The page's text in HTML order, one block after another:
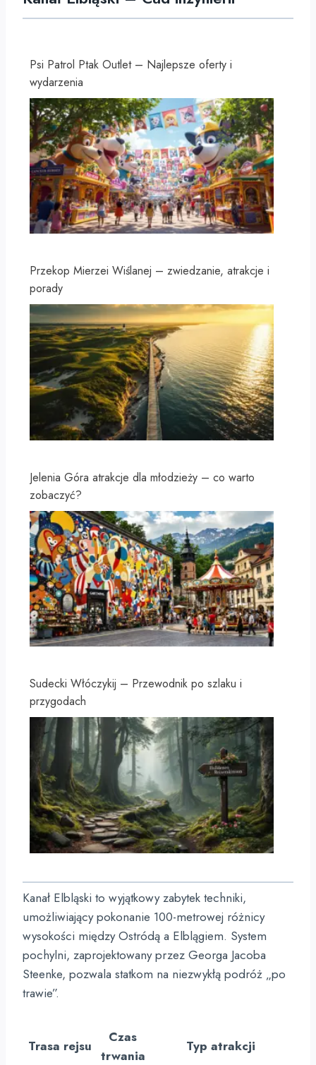
Psi Patrol Ptak Outlet – Najlepsze oferty i
wydarzenia
Przekop Mierzei Wiślanej – zwiedzanie, atrakcje i
porady
Jelenia Góra atrakcje dla młodzieży – co warto
zobaczyć?
Sudecki Włóczykij – Przewodnik po szlaku i
przygodach
Kanał Elbląski to wyjątkowy zabytek techniki,
umożliwiający pokonanie 100-metrowej różnicy
wysokości między Ostródą a Elblągiem. System
pochylni, zaprojektowany przez Georga Jacoba
Steenke, pozwala statkom na niezwykłą podróż „po
trawie”.
Trasa rejsu
Czas
trwania
Typ atrakcji